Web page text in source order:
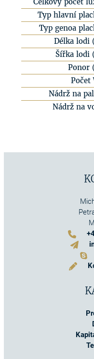
Typ hlavní
Typ genoa
Délka lodi
Šířka lodi
Ponor
Počet
Nádrž na
Nádrž na